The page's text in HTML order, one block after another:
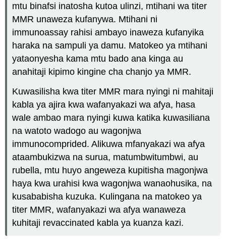
mtu binafsi inatosha kutoa ulinzi, mtihani wa titer
MMR unaweza kufanywa. Mtihani ni
immunoassay rahisi ambayo inaweza kufanyika
haraka na sampuli ya damu. Matokeo ya mtihani
yataonyesha kama mtu bado ana kinga au
anahitaji kipimo kingine cha chanjo ya MMR.
Kuwasilisha kwa titer MMR mara nyingi ni mahitaji
kabla ya ajira kwa wafanyakazi wa afya, hasa
wale ambao mara nyingi kuwa katika kuwasiliana
na watoto wadogo au wagonjwa
immunocomprided. Alikuwa mfanyakazi wa afya
ataambukizwa na surua, matumbwitumbwi, au
rubella, mtu huyo angeweza kupitisha magonjwa
haya kwa urahisi kwa wagonjwa wanaohusika, na
kusababisha kuzuka. Kulingana na matokeo ya
titer MMR, wafanyakazi wa afya wanaweza
kuhitaji revaccinated kabla ya kuanza kazi.